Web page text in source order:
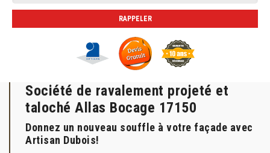
Société de ravalement projeté et
taloché Allas Bocage 17150
Donnez un nouveau souffle à votre façade avec
Artisan Dubois!